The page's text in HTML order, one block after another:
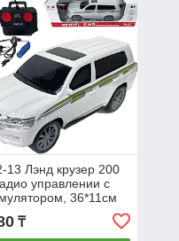
13 Лэнд крузер 200
управлении с
36*11см
₸